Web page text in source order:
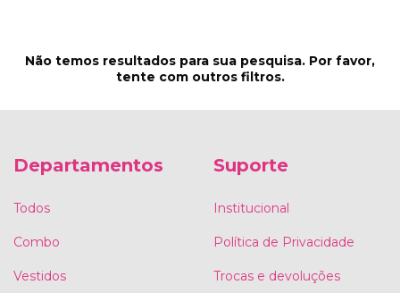
Não temos resultados para sua pesquisa. Por favor,
tente com outros filtros.
Departamentos
Todos
Combo
Vestidos
Suporte
Institucional
Política de Privacidade
Trocas e devoluções